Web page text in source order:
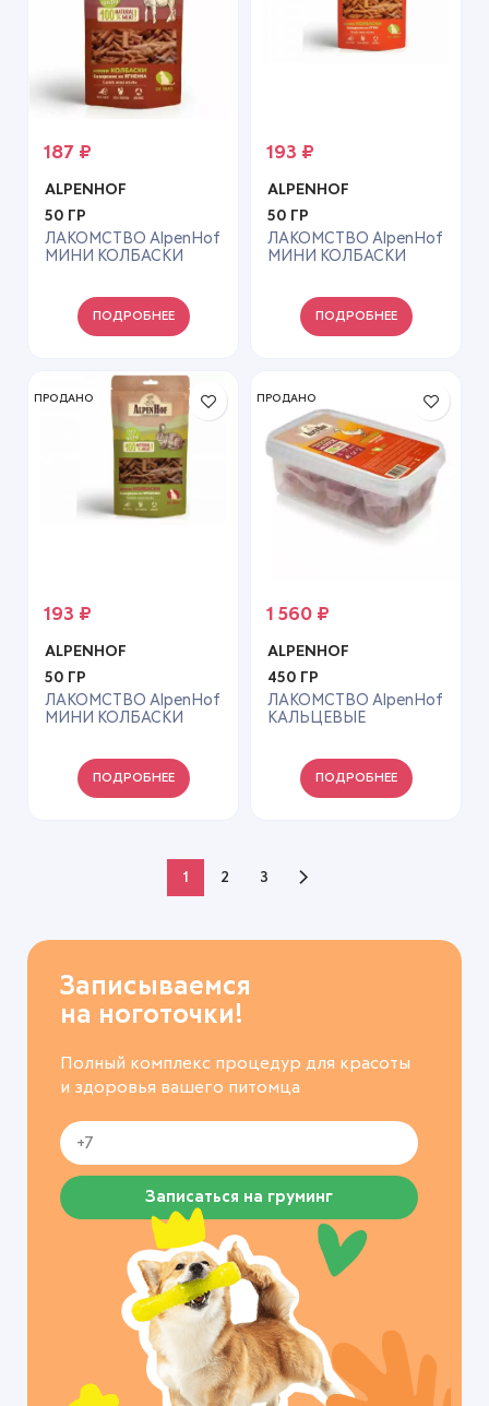
187 ₽
ALPENHOF
50 ГР
ЛАКОМСТВО AlpenHof
МИНИ КОЛБАСКИ
50Г A605ПОДРОБНЕЕ
193 ₽
ALPENHOF
50 ГР
ЛАКОМСТВО AlpenHof
МИНИ КОЛБАСКИ
ПОДРОБНЕЕ
ПРОДАНО
193 ₽
ALPENHOF
50 ГР
ЛАКОМСТВО AlpenHof
МИНИ КОЛБАСКИ
50Г A606ПОДРОБНЕЕ
ПРОДАНО
1 560 ₽
ALPENHOF
450 ГР
ЛАКОМСТВО AlpenHof
КАЛЬЦЕВЫЕ
ПОДРОБНЕЕ
1 2 3
Записываемся
на ноготочки!
Полный комплекс процедур для красоты
и здоровья вашего питомца
Записаться на груминг